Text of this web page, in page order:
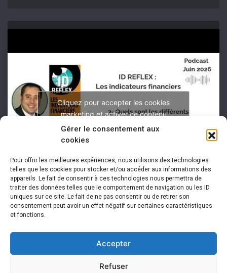
Gérer le consentement aux
cookies
Pour offrir les meilleures expériences, nous utilisons des technologies
telles que les cookies pour stocker et/ou accéder aux informations des
appareils. Le fait de consentir à ces technologies nous permettra de
traiter des données telles que le comportement de navigation ou les ID
uniques sur ce site. Le fait de ne pas consentir ou de retirer son
consentement peut avoir un effet négatif sur certaines caractéristiques
et fonctions.
Accepter
Refuser
Cliquez pour accepter les cookies
marketing et activer ce contenu